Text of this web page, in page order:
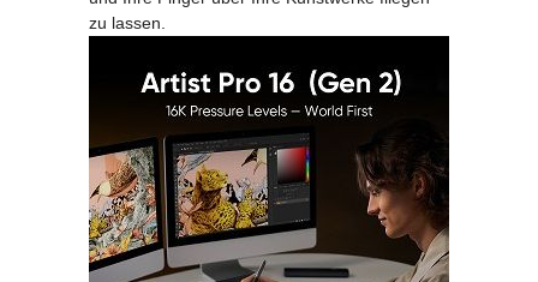
zu lassen.